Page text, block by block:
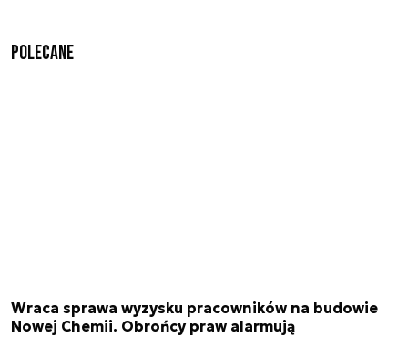
Polecane
Wraca sprawa wyzysku pracowników na budowie
Nowej Chemii. Obrońcy praw alarmują